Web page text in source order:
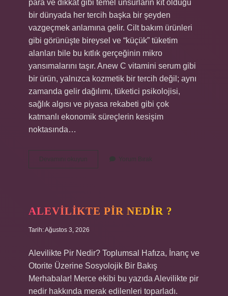
para ve dikkat gibi temel unsurların kıt olduğu
bir dünyada her tercih başka bir şeyden
vazgeçmek anlamına gelir. Cilt bakım ürünleri
gibi görünüşte bireysel ve “küçük” tüketim
alanları bile bu kıtlık gerçeğinin mikro
yansımalarını taşır. Anew C vitamini serum gibi
bir ürün, yalnızca kozmetik bir tercih değil; aynı
zamanda gelir dağılımı, tüketici psikolojisi,
sağlık algısı ve piyasa rekabeti gibi çok
katmanlı ekonomik süreçlerin kesişim
noktasında…
Devamını okuyun
Care
Yorum Bırak
ALEVILIKTE PIR NEDIR ?
Tarih: Ağustos 3, 2026
Alevilikte Pir Nedir? Toplumsal Hafıza, İnanç ve
Otorite Üzerine Sosyolojik Bir Bakış
Merhabalar! Merce ekibi bu yazıda Alevilikte pir
nedir hakkında merak edilenleri toparladı.